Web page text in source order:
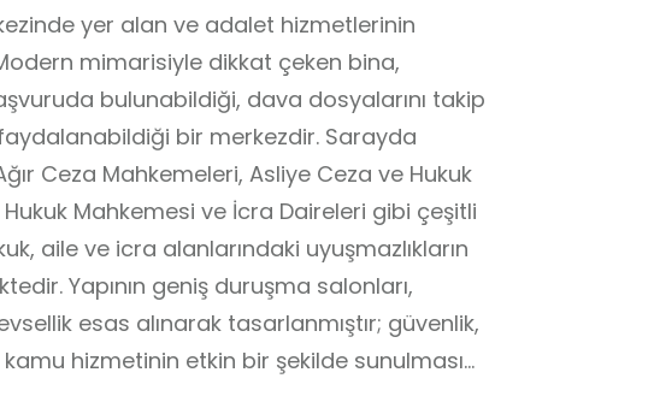
yer alan ve adalet hizmetlerinin
mimarisiyle dikkat çeken bina,
bulunabildiği, dava dosyalarını takip
bir merkezdir. Sarayda
Ceza Mahkemeleri, Asliye Ceza ve Hukuk
Mahkemesi ve İcra Daireleri gibi çeşitli
aile ve icra alanlarındaki uyuşmazlıkların
Yapının geniş duruşma salonları,
esas alınarak tasarlanmıştır; güvenlik,
hizmetinin etkin bir şekilde sunulması